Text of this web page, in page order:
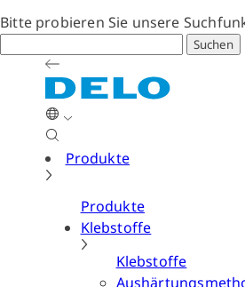
Bitte probieren Sie unsere
Suchen
Produkte
Produkte
Klebstoffe
Klebstoffe